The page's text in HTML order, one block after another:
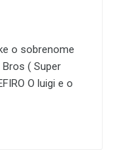
o sobrenome
( Super
O luigi e o